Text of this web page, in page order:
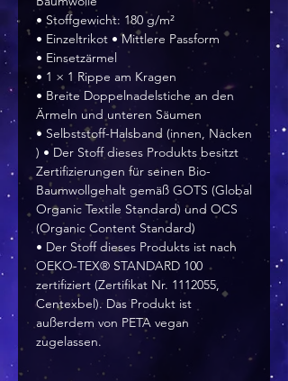
• Stoffgewicht: 180 g/m²
• Einzeltrikot • Mittlere Passform
• Einsetzärmel
• 1 × 1 Rippe am Kragen
• Breite Doppelnadelstiche an den
Ärmeln und unteren Säumen
• Selbststoff-Halsband (innen, Nacken
) • Der Stoff dieses Produkts besitzt
Zertifizierungen für seinen Bio-
Baumwollgehalt gemäß GOTS (Global
Organic Textile Standard) und OCS
(Organic Content Standard)
• Der Stoff dieses Produkts ist nach
OEKO-TEX® STANDARD 100
zertifiziert (Zertifikat Nr. 1112055,
Centexbel). Das Produkt ist
außerdem von PETA vegan
zugelassen.